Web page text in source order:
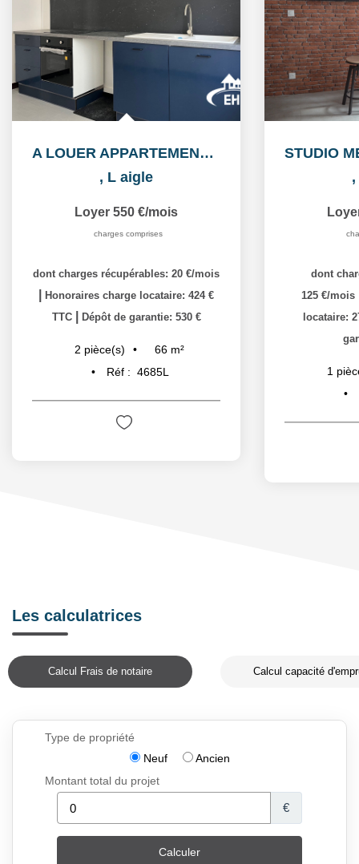
A LOUER APPARTEMENT CENTRE VILLE
, L aigle
Loyer 550 €/mois
charges comprises
dont charges récupérables: 20 €/mois
Honoraires charge locataire: 424 €
TTC
Dépôt de garantie: 530 €
2 pièce(s) 66 m²
Réf : 4685L
,
dont
125 €/mois
locataire:
1
Les calculatrices
Calcul Frais de notaire Calcul capacité